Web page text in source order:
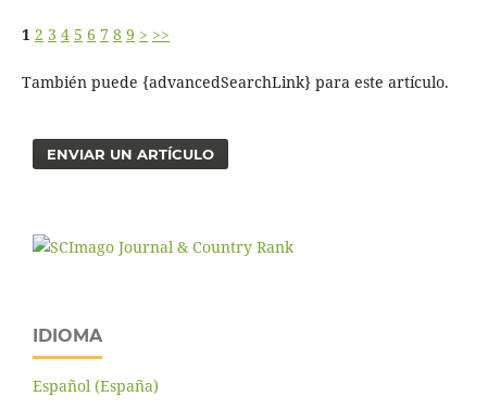
1 2 3 4 5 6 7 8 9 > >>
También puede {advancedSearchLink} para este artículo.
ENVIAR UN ARTÍCULO
IDIOMA
Español (España)